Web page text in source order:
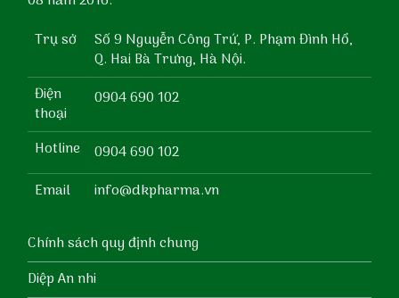
Trụ sở
Số 9 Nguyễn Công Trứ, P. Phạm Đình Hổ,
Q. Hai Bà Trưng, Hà Nội.
Điện
thoại
0904 690 102
Hotline
0904 690 102
Email
info@dkpharma.vn
Chính sách quy định chung
Diệp An nhi